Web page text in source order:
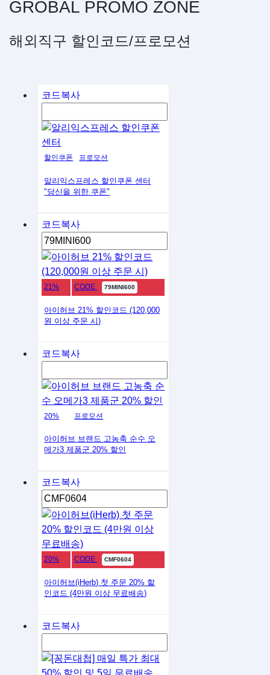
GROBAL PROMO ZONE
해외직구 할인코드/프로모션
코드복사
할인쿠폰 프로모션
알리익스프레스 할인쿠폰 센터
"당신을 위한 쿠폰"
코드복사
21% CODE 79MINI600
아이허브 21% 할인코드 (120,000
원 이상 주문 시)
코드복사
20% 프로모션
아이허브 브랜드 고농축 순수 오
메가3 제품군 20% 할인
코드복사
20% CODE CMF0604
아이허브(iHerb) 첫 주문 20% 할
인코드 (4만원 이상 무료배송)
코드복사